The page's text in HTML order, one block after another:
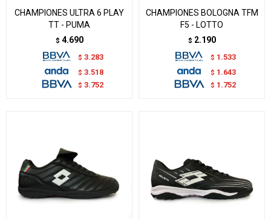
CHAMPIONES ULTRA 6 PLAY
TT - PUMA
$ 4.690
$ 3.283
$ 3.518
$ 3.752
CHAMPIONES BOLOGNA TFM
F5 - LOTTO
$ 2.190
$ 1.533
$ 1.643
$ 1.752